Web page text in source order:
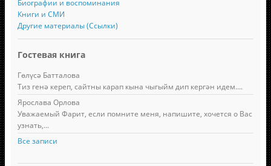
Биографии и воспоминания
Книги и СМИ
Другие материалы (Ссылки)
Гостевая книга
Гөлүсә Батталова
Тиз генә кереп, сайтны карап кына чыгыйм дип кергән идем....
Ярослава Орлова
Уважаемый Фарит, если помните меня, напишите, хочется о Вас
узнать,...
Все записи